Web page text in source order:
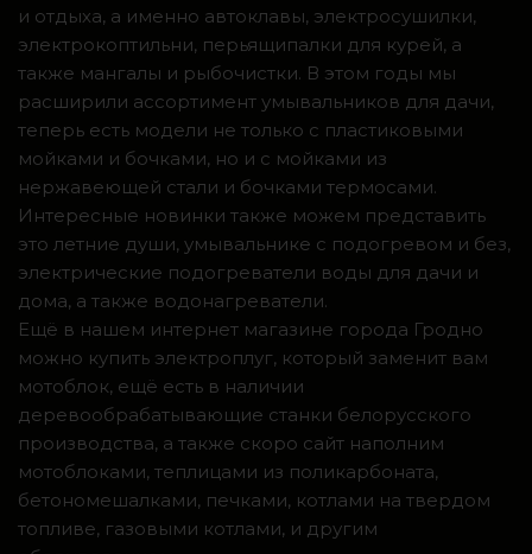
и отдыха, а именно автоклавы, электросушилки,
электрокоптильни, перьящипалки для курей, а
также мангалы и рыбочистки. В этом годы мы
расширили ассортимент умывальников для дачи,
теперь есть модели не только с пластиковыми
мойками и бочками, но и с мойками из
нержавеющей стали и бочками термосами.
Интересные новинки также можем представить
это летние души, умывальнике с подогревом и без,
электрические подогреватели воды для дачи и
дома, а также водонагреватели.
Ещё в нашем интернет магазине города Гродно
можно купить электроплуг, который заменит вам
мотоблок, ещё есть в наличии
деревообрабатывающие станки белорусского
производства, а также скоро сайт наполним
мотоблоками, теплицами из поликарбоната,
бетономешалками, печками, котлами на твердом
топливе, газовыми котлами, и другим